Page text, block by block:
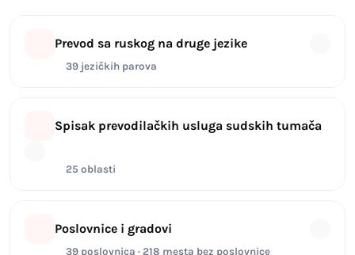
Prevod sa ruskog na druge jezike
39 jezičkih parova
Spisak prevodilačkih usluga sudskih tumača
25 oblasti
Poslovnice i gradovi
39 poslovnica · 218 mesta bez poslovnice